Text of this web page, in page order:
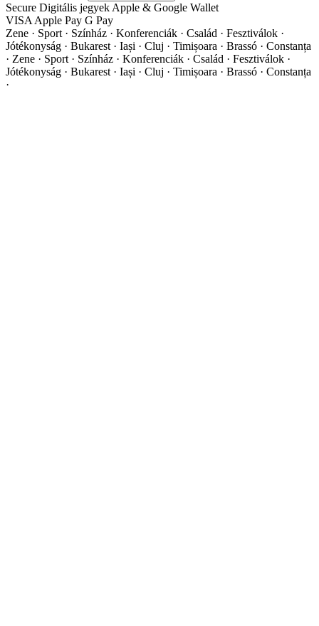
Secure Digitális jegyek Apple & Google Wallet
VISA Apple Pay G Pay
Zene · Sport · Színház · Konferenciák · Család · Fesztiválok ·
Jótékonyság · Bukarest · Iași · Cluj · Timișoara · Brassó · Constanța
· Zene · Sport · Színház · Konferenciák · Család · Fesztiválok ·
Jótékonyság · Bukarest · Iași · Cluj · Timișoara · Brassó · Constanța
·